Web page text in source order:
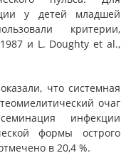
у детей младшей
критерии,
и L. Doughty et al.,
что системная
очаг
инфекции
формы острого
в 20,4 %.